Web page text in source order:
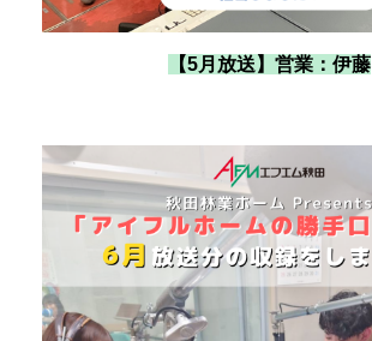
【5月放送】営業：伊藤